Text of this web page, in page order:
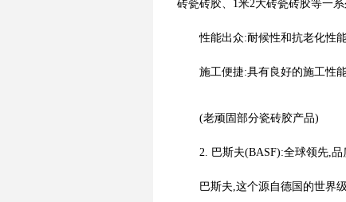
砖瓷砖胶、1米2大砖瓷砖胶等一系
性能出众:耐候性和抗老化性
施工便捷:具有良好的施工性
(老顽固部分瓷砖胶产品)
2. 巴斯夫(BASF):全球领先,品
巴斯夫,这个源自德国的世界